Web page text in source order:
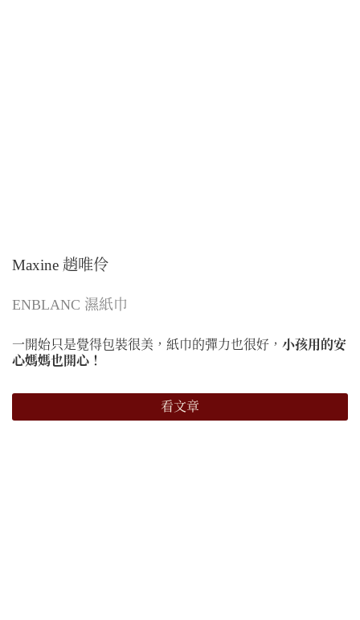
Maxine 趙唯伶
ENBLANC 濕紙巾
一開始只是覺得包裝很美，紙巾的彈力也很好， 小孩用的安
心媽媽也開心！
看文章